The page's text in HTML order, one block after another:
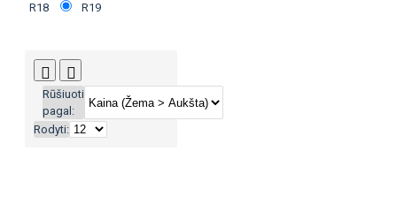
R18
R19
Rūšiuoti
pagal:
Rodyti: